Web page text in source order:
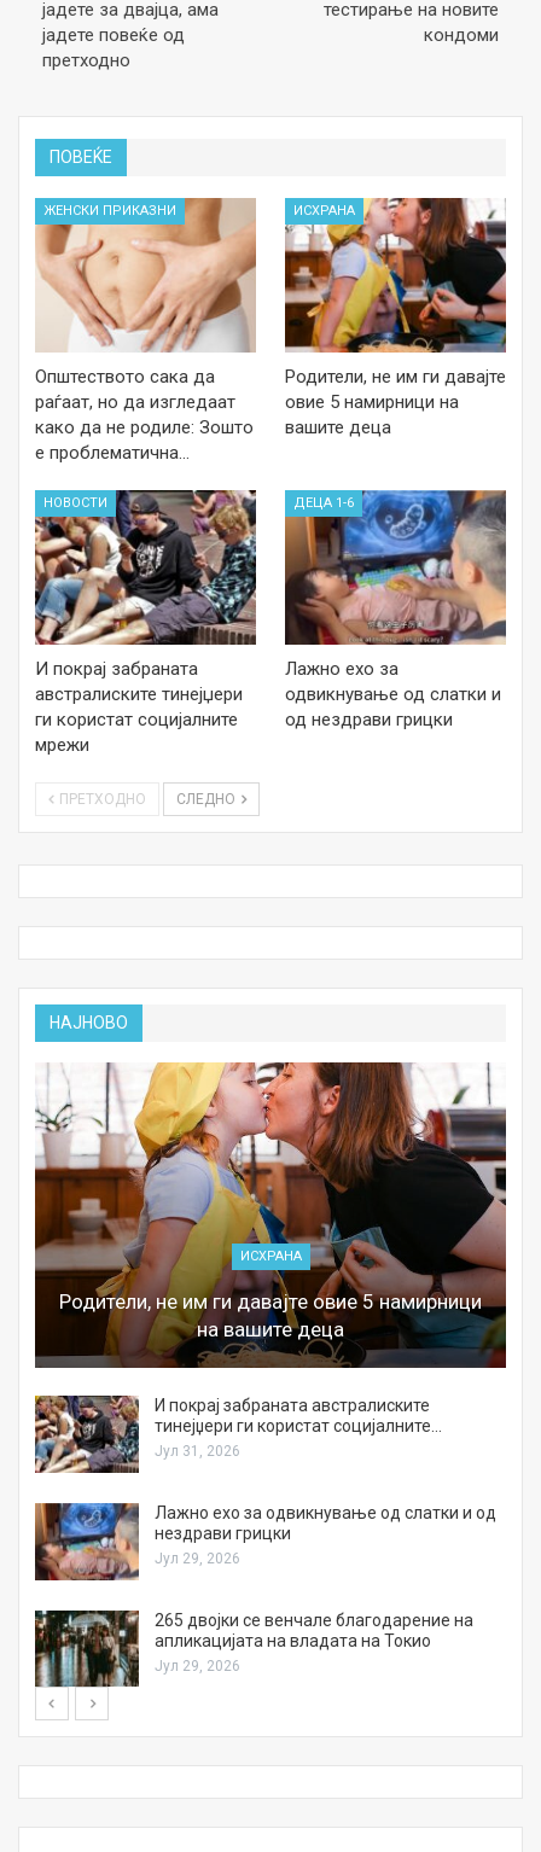
јадете за двајца, ама
јадете повеќе од
претходно
тестирање на новите
кондоми
ПОВЕЌЕ
ЖЕНСКИ ПРИКАЗНИ
Општеството сака да
раѓаат, но да изгледаат
како да не родиле: Зошто
е проблематична…
ИСХРАНА
Родители, не им ги давајте
овие 5 намирници на
вашите деца
НОВОСТИ
И покрај забраната
австралиските тинејџери
ги користат социјалните
мрежи
ДЕЦА 1-6
Лажно ехо за
одвикнување од слатки и
од нездрави грицки
ПРЕТХОДНО СЛЕДНО
НАЈНОВО
ИСХРАНА
Родители, не им ги давајте овие 5 намирници
на вашите деца
И покрај забраната австралиските
тинејџери ги користат социјалните…
Јул 31, 2026
Лажно ехо за одвикнување од слатки и од
нездрави грицки
Јул 29, 2026
265 двојки се венчале благодарение на
апликацијата на владата на Токио
Јул 29, 2026